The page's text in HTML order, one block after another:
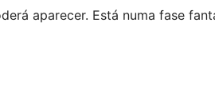
aparecer. Está numa fase